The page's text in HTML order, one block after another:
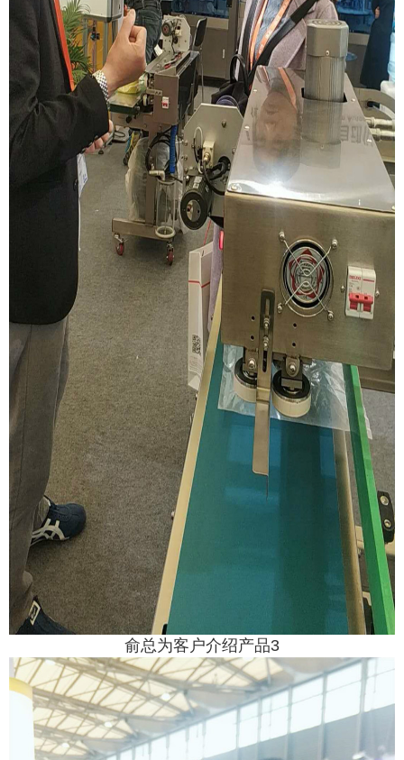
俞总为客户介绍产品3